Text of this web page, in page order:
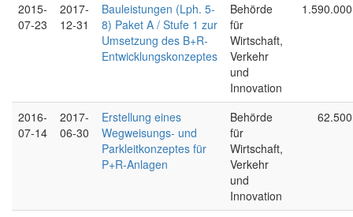
2015-
07-23
2017-
12-31
Bauleistungen (Lph. 5-
8) Paket A / Stufe 1 zur
Umsetzung des B+R-
Entwicklungskonzeptes
Behörde
für
Wirtschaft,
Verkehr
und
Innovation
2016-
07-14
2017-
06-30
Erstellung eines
Wegweisungs- und
Parkleitkonzeptes für
P+R-Anlagen
Behörde
für
Wirtschaft,
Verkehr
und
Innovation